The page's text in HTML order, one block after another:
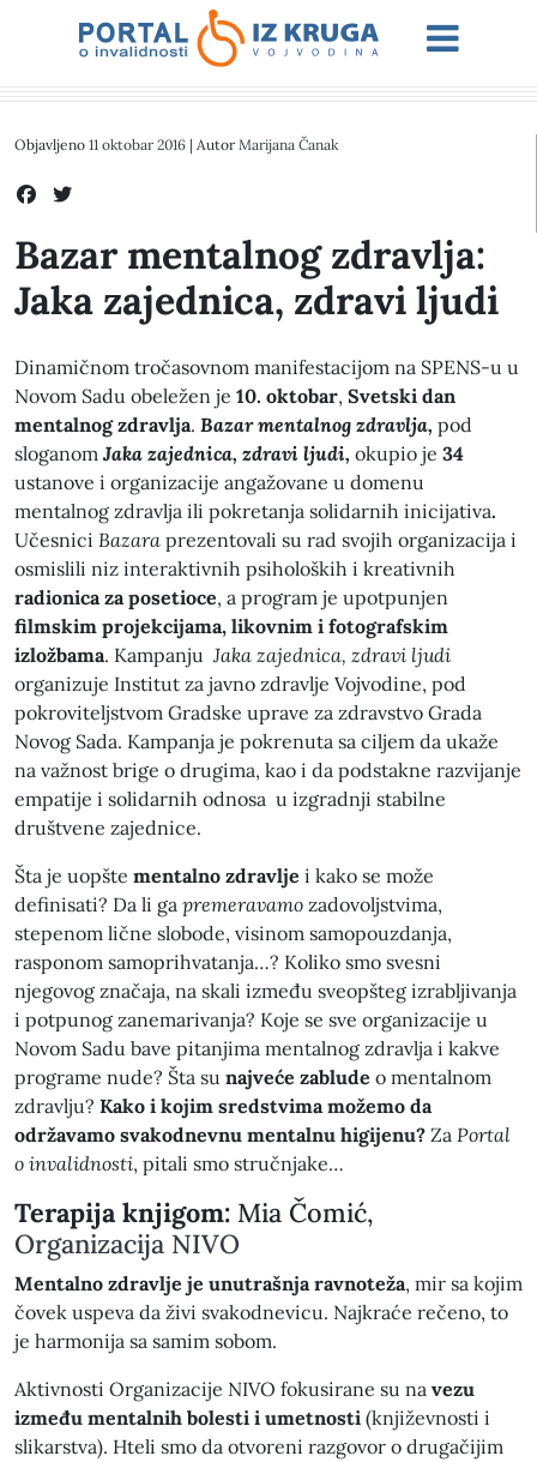
Objavljeno 11 oktobar 2016 | Autor Marijana Čanak
Bazar mentalnog zdravlja:
Jaka zajednica, zdravi ljudi
Dinamičnom tročasovnom manifestacijom na SPENS-u u
Novom Sadu obeležen je 10. oktobar, Svetski dan
mentalnog zdravlja. Bazar mentalnog zdravlja, pod
sloganomJaka zajednica, zdravi ljudi, okupio je 34
ustanove i organizacije angažovane u domenu
mentalnog zdravlja ili pokretanja solidarnih inicijativa.
Učesnici Bazara prezentovali su rad svojih organizacija i
osmislili niz interaktivnih psiholoških i kreativnih
radionica za posetioce, a program je upotpunjen
filmskim projekcijama, likovnim i fotografskim
izložbama. Kampanju Jaka zajednica, zdravi ljudi
organizuje Institut za javno zdravlje Vojvodine, pod
pokroviteljstvom Gradske uprave za zdravstvo Grada
Novog Sada. Kampanja je pokrenuta sa ciljem da ukaže
na važnost brige o drugima, kao i da podstakne razvijanje
empatije i solidarnih odnosa u izgradnji stabilne
društvene zajednice.
Šta je uopšte mentalno zdravlje i kako se može
definisati? Da li ga premeravamo zadovoljstvima,
stepenom lične slobode, visinom samopouzdanja,
rasponom samoprihvatanja…? Koliko smo svesni
njegovog značaja, na skali između sveopšteg izrabljivanja
i potpunog zanemarivanja? Koje se sve organizacije u
Novom Sadu bave pitanjima mentalnog zdravlja i kakve
programe nude? Šta su najveće zablude o mentalnom
zdravlju? Kako i kojim sredstvima možemo da
održavamo svakodnevnu mentalnu higijenu? Za Portal
o invalidnosti, pitali smo stručnjake…
Terapija knjigom: Mia Čomić,
Organizacija NIVO
Mentalno zdravlje je unutrašnja ravnoteža, mir sa kojim
čovek uspeva da živi svakodnevicu. Najkraće rečeno, to
je harmonija sa samim sobom.
Aktivnosti Organizacije NIVO fokusirane su na vezu
između mentalnih bolesti i umetnosti (književnosti i
slikarstva). Hteli smo da otvoreni razgovor o drugačijim